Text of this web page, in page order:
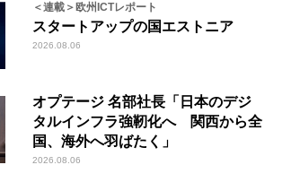
＜連載＞欧州ICTレポート
スタートアップの国エストニア
2026.08.06
オプテージ 名部社長「日本のデジ
タルインフラ強靭化へ 関西から全
国、海外へ羽ばたく」
2026.08.06